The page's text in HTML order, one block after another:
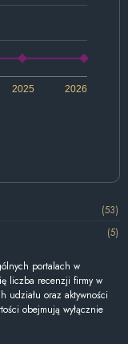
2026
2025
(53)
(5)
portalach w
liczba recenzji firmy w
udziału oraz aktywności
obejmują wyłącznie